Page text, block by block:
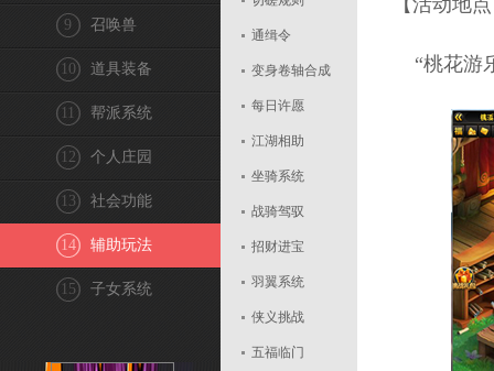
召唤兽
9
道具装备
10
帮派系统
11
个人庄园
12
社会功能
13
辅助玩法
14
子女系统
15
通缉令
变身卷轴合成
每日许愿
江湖相助
坐骑系统
战骑驾驭
招财进宝
羽翼系统
侠义挑战
五福临门
【活动地
“桃花游